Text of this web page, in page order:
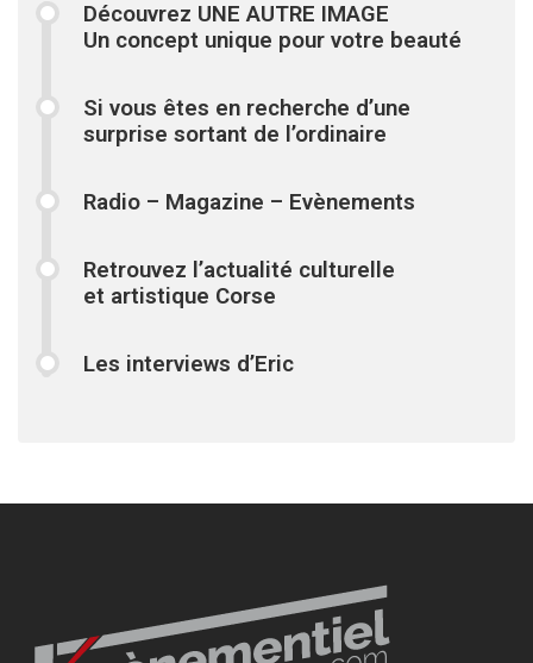
Découvrez UNE AUTRE IMAGE
Un concept unique pour votre beauté
Si vous êtes en recherche d’une
surprise sortant de l’ordinaire
Radio – Magazine – Evènements
Retrouvez l’actualité culturelle
et artistique Corse
Les interviews d’Eric